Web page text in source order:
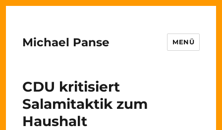
Michael Panse MENÜ
CDU kritisiert
Salamitaktik zum
Haushalt